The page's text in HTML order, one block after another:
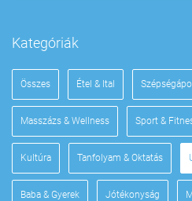
Kategóriák
Összes Étel & Ital
Masszázs & Wellness Sport &
Kultúra Tanfolyam & Oktatás
Baba & Gyerek Jótékonyság